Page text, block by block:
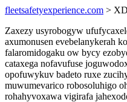
fleetsafetyexperience.com >
Zaxezy usyrobogyw
axumonusen evebelanykerah
falaromidogaku ow bycy
cataxega nofavufuse
opofuwykuv badeto ruxe
muwumevarico robosoluhigo
rohahyvoxawa vigirafa